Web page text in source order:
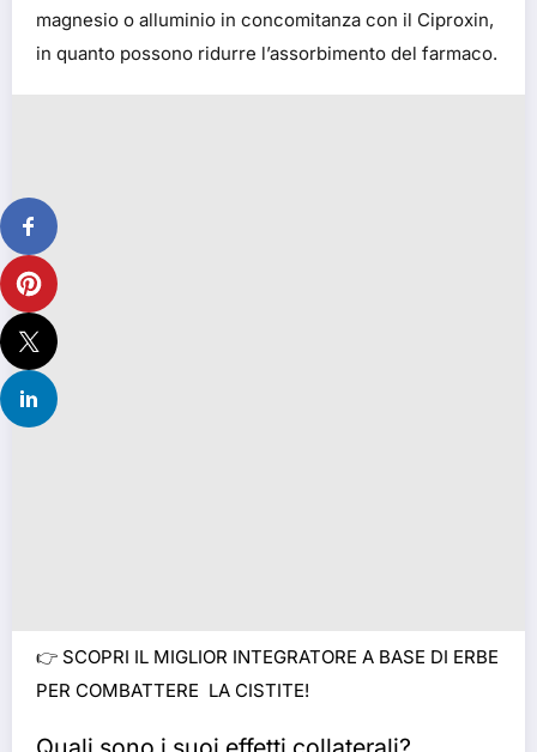
magnesio o alluminio in concomitanza con il Ciproxin,
in quanto possono ridurre l’assorbimento del farmaco.
👉 SCOPRI IL MIGLIOR INTEGRATORE A BASE DI ERBE
PER COMBATTERE LA CISTITE!